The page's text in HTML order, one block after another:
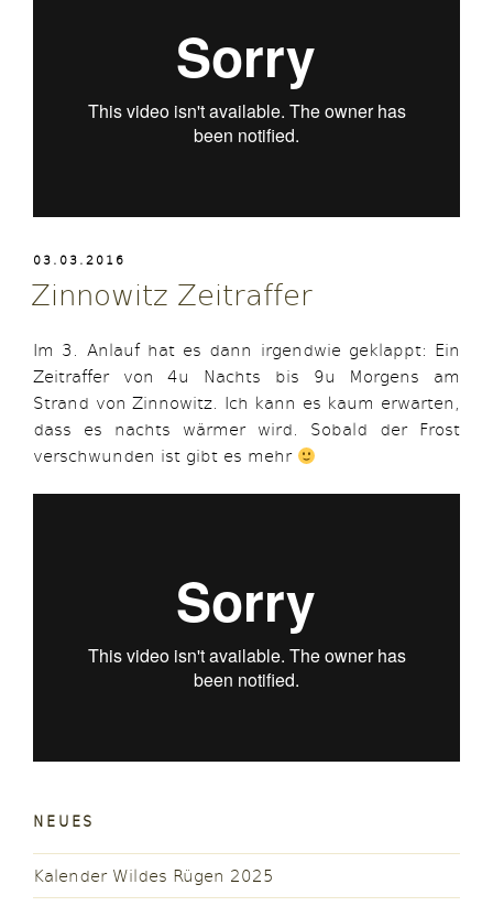
VERÖFFENTLICHT
03.03.2016
Zinnowitz Zeitraffer
Im 3. Anlauf hat es dann irgendwie geklappt: Ein
Zeitraffer von 4u Nachts bis 9u Morgens am
Strand von Zinnowitz. Ich kann es kaum erwarten,
dass es nachts wärmer wird. Sobald der Frost
verschwunden ist gibt es mehr
NEUES
Kalender Wildes Rügen 2025